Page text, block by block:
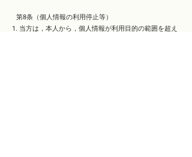
第8条（個人情報の利用停止等）
1. 当方は，本人から，個人情報が利用目的の範囲を超え